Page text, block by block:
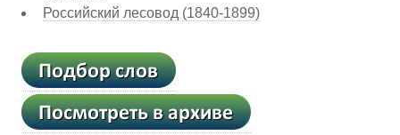
Российский лесовод (1840-1899)